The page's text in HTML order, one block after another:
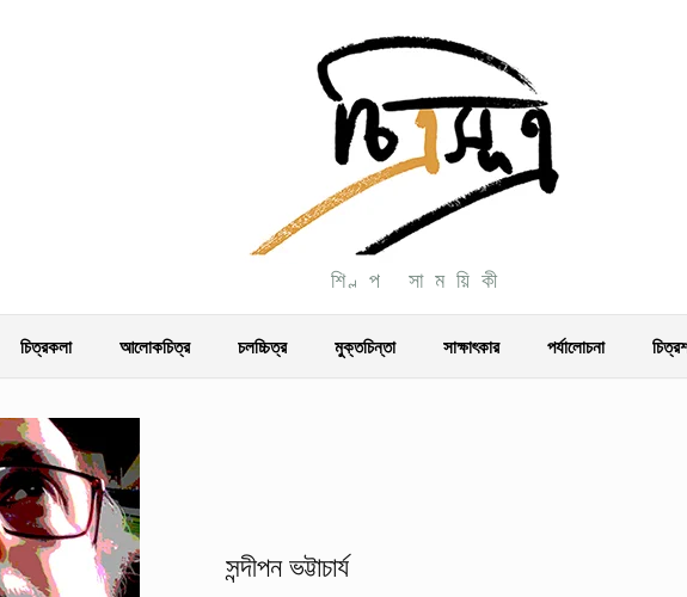
শিল্প সাময়িকী
চিত্রকলা আলোকচিত্র চলচ্চিত্র মুক্তচিন্তা সাক্ষাৎকার পর্যালোচনা
সন্দীপন ভট্টাচার্য